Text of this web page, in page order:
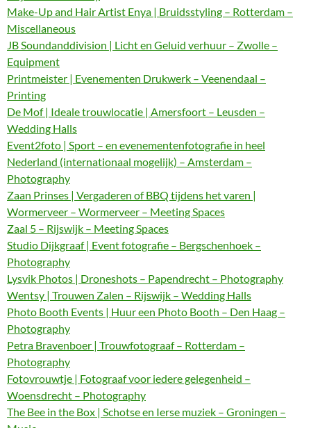
Make-Up and Hair Artist Enya | Bruidsstyling – Rotterdam –
Miscellaneous
JB Soundanddivision | Licht en Geluid verhuur – Zwolle –
Equipment
Printmeister | Evenementen Drukwerk – Veenendaal –
Printing
De Mof | Ideale trouwlocatie | Amersfoort – Leusden –
Wedding Halls
Event2foto | Sport – en evenementenfotografie in heel
Nederland (internationaal mogelijk) – Amsterdam –
Photography
Zaan Prinses | Vergaderen of BBQ tijdens het varen |
Wormerveer – Wormerveer – Meeting Spaces
Zaal 5 – Rijswijk – Meeting Spaces
Studio Dijkgraaf | Event fotografie – Bergschenhoek –
Photography
Lysvik Photos | Droneshots – Papendrecht – Photography
Wentsy | Trouwen Zalen – Rijswijk – Wedding Halls
Photo Booth Events | Huur een Photo Booth – Den Haag –
Photography
Petra Bravenboer | Trouwfotograaf – Rotterdam –
Photography
Fotovrouwtje | Fotograaf voor iedere gelegenheid –
Woensdrecht – Photography
The Bee in the Box | Schotse en Ierse muziek – Groningen –